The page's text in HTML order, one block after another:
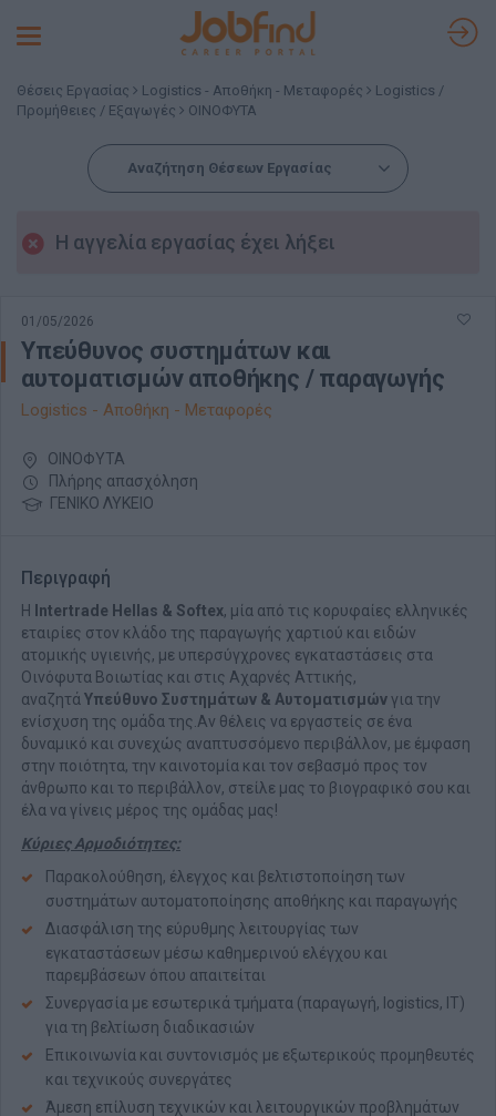
Toggle
Θέσεις Εργασίας Logistics - Αποθήκη - Μεταφορές
Logistics /
Προμήθειες / Εξαγωγές
ΟΙΝΟΦΥΤΑ
Αναζήτηση Θέσεων Εργασίας
Η αγγελία εργασίας έχει λήξει
01/05/2026
Υπεύθυνος συστημάτων και
αυτοματισμών αποθήκης / παραγωγής
Logistics - Αποθήκη - Μεταφορές
ΟΙΝΟΦΥΤΑ
Πλήρης απασχόληση
ΓΕΝΙΚΟ ΛΥΚΕΙΟ
Περιγραφή
Η Intertrade Hellas & Softex, μία από τις κορυφαίες ελληνικές
εταιρίες στον κλάδο της παραγωγής χαρτιού και ειδών
ατομικής υγιεινής, με υπερσύγχρονες εγκαταστάσεις στα
Οινόφυτα Βοιωτίας και στις Αχαρνές Αττικής,
αναζητά Υπεύθυνο Συστημάτων & Αυτοματισμώνγια την
ενίσχυση της ομάδα της.Αν θέλεις να εργαστείς σε ένα
δυναμικό και συνεχώς αναπτυσσόμενο περιβάλλον, με έμφαση
στην ποιότητα, την καινοτομία και τον σεβασμό προς τον
άνθρωπο και το περιβάλλον, στείλε μας το βιογραφικό σου και
έλα να γίνεις μέρος της ομάδας μας!
Κύριες Αρμοδιότητες:
Παρακολούθηση, έλεγχος και βελτιστοποίηση των
συστημάτων αυτοματοποίησης αποθήκης και παραγωγής
Διασφάλιση της εύρυθμης λειτουργίας των
εγκαταστάσεων μέσω καθημερινού ελέγχου και
παρεμβάσεων όπου απαιτείται
Συνεργασία με εσωτερικά τμήματα (παραγωγή, logistics, IT)
για τη βελτίωση διαδικασιών
Επικοινωνία και συντονισμός με εξωτερικούς προμηθευτές
και τεχνικούς συνεργάτες
Άμεση επίλυση τεχνικών και λειτουργικών προβλημάτων